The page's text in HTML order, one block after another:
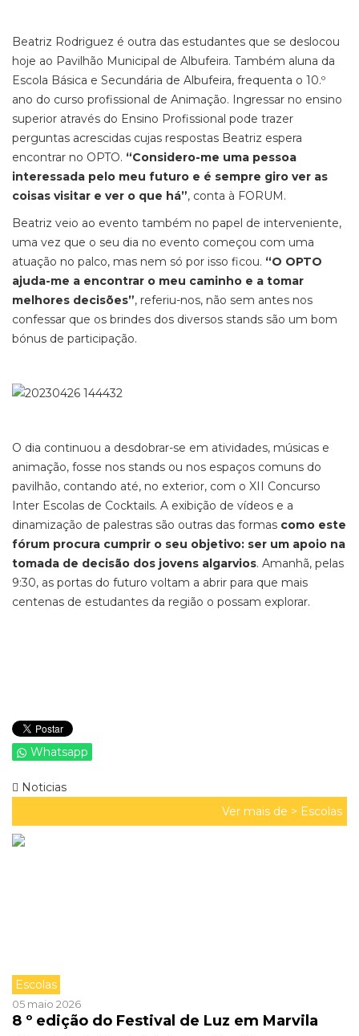
Beatriz Rodriguez é outra das estudantes que se deslocou
hoje ao Pavilhão Municipal de Albufeira. Também aluna da
Escola Básica e Secundária de Albufeira, frequenta o 10.º
ano do curso profissional de Animação. Ingressar no ensino
superior através do Ensino Profissional pode trazer
perguntas acrescidas cujas respostas Beatriz espera
encontrar no OPTO. “Considero-me uma pessoa
interessada pelo meu futuro e é sempre giro ver as
coisas visitar e ver o que há”, conta à FORUM.
Beatriz veio ao evento também no papel de interveniente,
uma vez que o seu dia no evento começou com uma
atuação no palco, mas nem só por isso ficou. “O OPTO
ajuda-me a encontrar o meu caminho e a tomar
melhores decisões”, referiu-nos, não sem antes nos
confessar que os brindes dos diversos stands são um bom
bónus de participação.
O dia continuou a desdobrar-se em atividades, músicas e
animação, fosse nos stands ou nos espaços comuns do
pavilhão, contando até, no exterior, com o XII Concurso
Inter Escolas de Cocktails. A exibição de vídeos e a
dinamização de palestras são outras das formas como este
fórum procura cumprir o seu objetivo: ser um apoio na
tomada de decisão dos jovens algarvios. Amanhã, pelas
9:30, as portas do futuro voltam a abrir para que mais
centenas de estudantes da região o possam explorar.
Whatsapp
Noticias
Ver mais de > Escolas
Escolas
05 maio 2026
8 º edição do Festival de Luz em Marvila